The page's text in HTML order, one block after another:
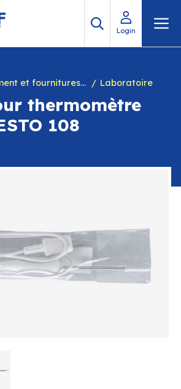
Login
fournitures pour fromagerie Laboratoire
thermomètre
108